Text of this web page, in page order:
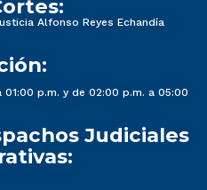
Alfonso Reyes Echandía
p.m. y de 02:00 p.m. a 05:00
Judiciales